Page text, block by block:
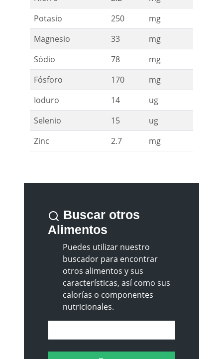
Potasio
250
mg
Magnesio
33
mg
Sódio
78
mg
Fósforo
170
mg
Ioduro
14
ug
Selenio
15
ug
Zinc
2.7 mg
Buscar otros
Alimentos
Puedes utilizar nuestro
buscador para encontrar
otros alimentos y sus
características, así como sus
calorías o componentes
nutricionales.